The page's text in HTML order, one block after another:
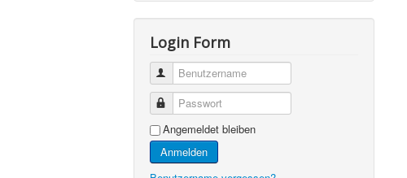
Login Form
Benutzername
Passwort
Angemeldet bleiben
Anmelden